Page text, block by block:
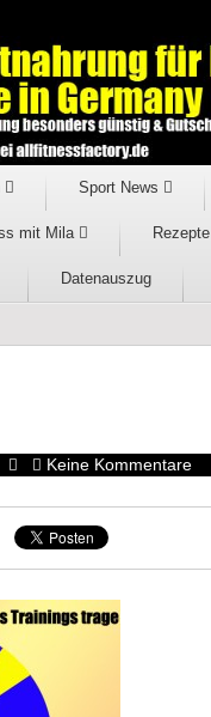
Sport News
mit Mila Rezepte
Datenauszug
Keine Kommentare